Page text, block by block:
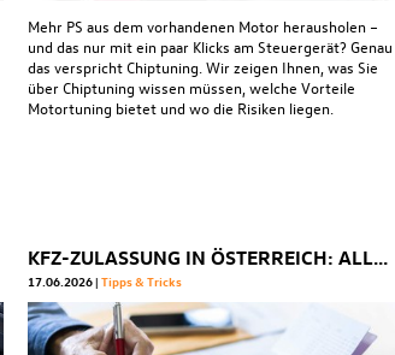
Mehr PS aus dem vorhandenen Motor herausholen –
und das nur mit ein paar Klicks am Steuergerät? Genau
das verspricht Chiptuning. Wir zeigen Ihnen, was Sie
über Chiptuning wissen müssen, welche Vorteile
Motortuning bietet und wo die Risiken liegen.
KFZ-ZULASSUNG IN ÖSTERREICH: ALLES, WAS SIE WISSEN MÜSSEN
17.06.2026 Tipps & Tricks